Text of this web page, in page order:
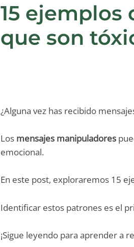
15 ejemplos
que son
¿Alguna vez has recibido
Los mensajes manipuladores
emocional.
En este post, exploraremos 15
Identificar estos patrones es el
¡Sigue leyendo para aprender a